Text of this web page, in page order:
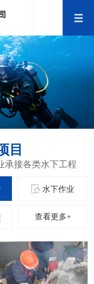
目
承接各类水下工程
水下作业
查看更多+